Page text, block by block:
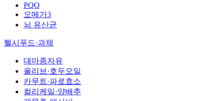
PQQ
오메가3
뇌 유산균
헬시푸드·과채
대마종자유
올리브·호두오일
카무트·파로효소
컬리케일·양배추